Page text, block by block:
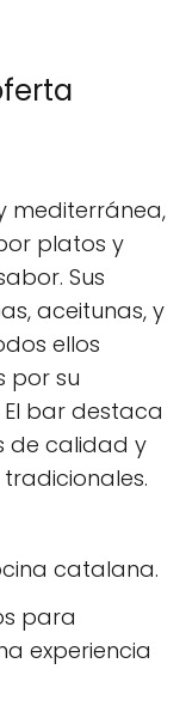
mediterránea,
platos y
Sus
aceitunas, y
ellos
por su
bar destaca
de calidad y
catalana.
para
experiencia